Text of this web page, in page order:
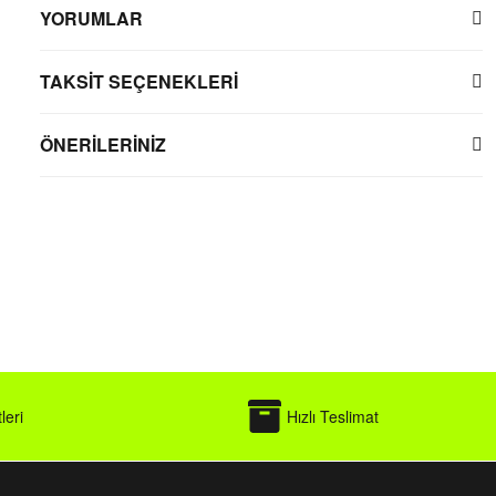
YORUMLAR
TAKSİT SEÇENEKLERİ
ÖNERİLERİNİZ
Hızlı Teslimat